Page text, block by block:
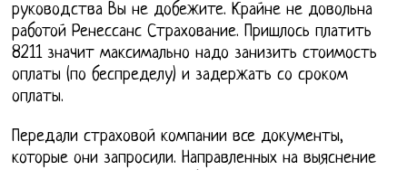
руководства Вы не добежите. Крайне не довольна
работой Ренессанс Страхование. Пришлось платить
8211 значит максимально надо занизить стоимость
оплаты (по беспределу) и задержать со сроком
оплаты.
Передали страховой компании все документы,
которые они запросили. Направленных на выяснение